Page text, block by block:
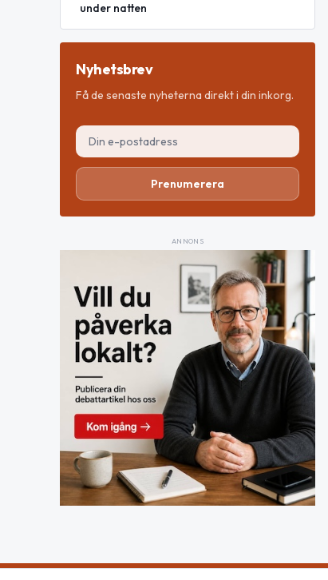
under natten
Nyhetsbrev
Få de senaste nyheterna direkt i din inkorg.
Prenumerera
ANNONS